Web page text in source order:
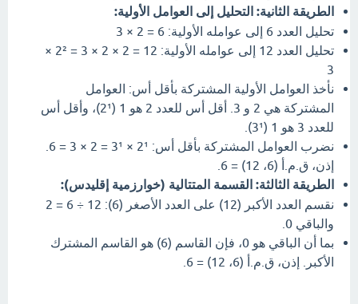
الطريقة الثانية: التحليل إلى العوامل الأولية:
تحليل العدد 6 إلى عوامله الأولية: 6 = 2 × 3
تحليل العدد 12 إلى عوامله الأولية: 12 = 2 × 2 × 3 = 2² ×
3
نأخذ العوامل الأولية المشتركة بأقل أس: العوامل
المشتركة هي 2 و 3. أقل أس للعدد 2 هو 1 (2¹)، وأقل أس
للعدد 3 هو 1 (3¹).
إذن، ق.م.أ (6، 12) = 6.
الطريقة الثالثة: القسمة المتتالية (خوارزمية إقليدس):
نقسم العدد الأكبر (12) على العدد الأصغر (6): 12 ÷ 6 = 2
والباقي 0.
بما أن الباقي هو 0، فإن القاسم (6) هو القاسم المشترك
الأكبر. إذن، ق.م.أ (6، 12) = 6.